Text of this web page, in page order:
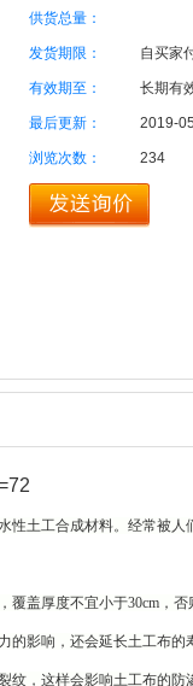
供货总量：
发货期限： 自买家
有效期至： 长期有
最后更新： 2019-
浏览次数： 234
性土工合成材料。经常被
盖厚度不宜小于30cm，
影响，还会延长土工布的
这样会影响土工布的防